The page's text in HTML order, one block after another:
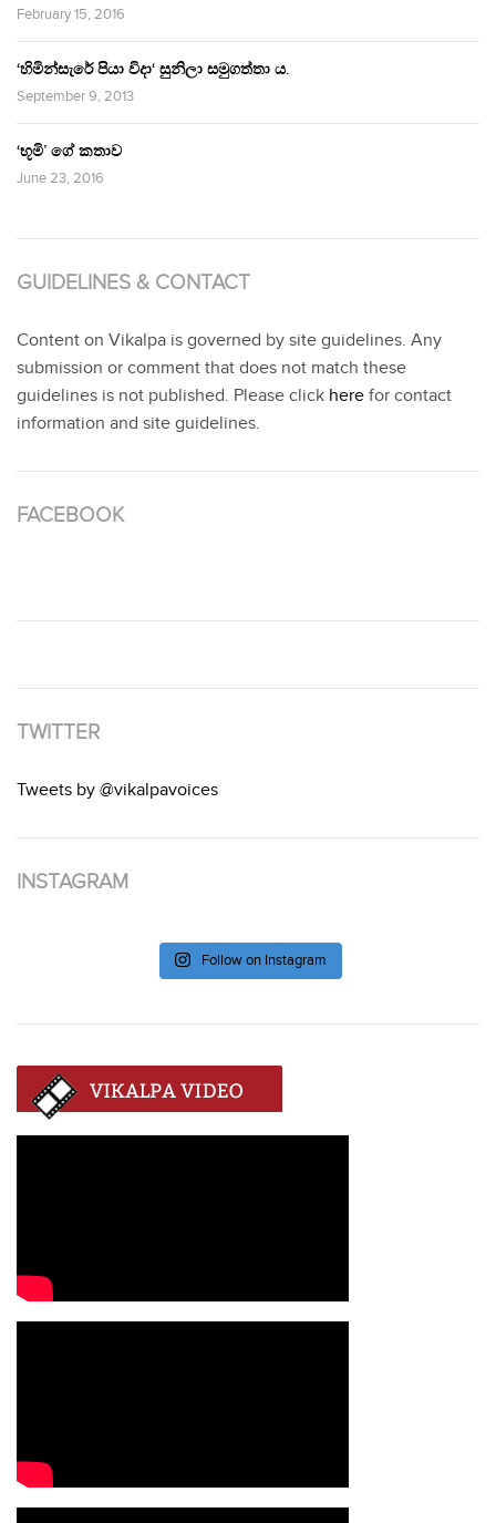
February 15, 2016
‘හිමින්සැරේ පියා විදා‘ සුනිලා සමුගත්තා ය.
September 9, 2013
‘භූමි’ ගේ කතාව
June 23, 2016
GUIDELINES & CONTACT
Content on Vikalpa is governed by site guidelines. Any
submission or comment that does not match these
guidelines is not published. Please click here for contact
information and site guidelines.
FACEBOOK
TWITTER
Tweets by @vikalpavoices
INSTAGRAM
Follow on Instagram